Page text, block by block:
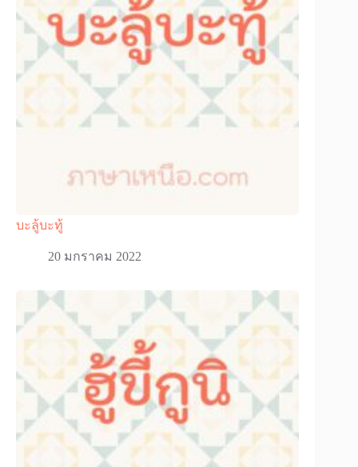
บะลู้บะทู้
20 มกราคม 2022